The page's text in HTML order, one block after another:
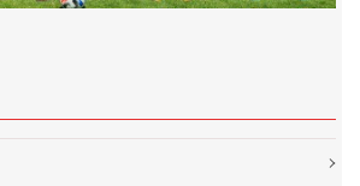
č.ú. 3227086359 / 0800
© 2026 eStránky.cz |RSS